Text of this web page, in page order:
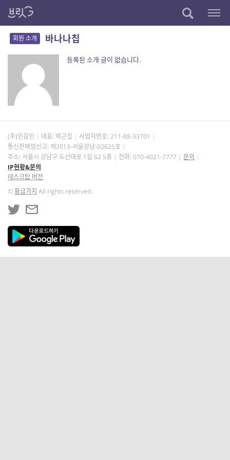
회원 소개 바나나칩
등록된 소개 글이 없습니다.
(주)민음인 대표: 박근섭 사업자번호: 211-88-33701
통신판매업신고: 제2013-서울강남-02625호
주소: 서울시 강남구 도산대로 1길 62 5층
전화: 070-4021-7777
문의
IP현황&문의
데스크탑 버전
©황금가지 All rights reserved.